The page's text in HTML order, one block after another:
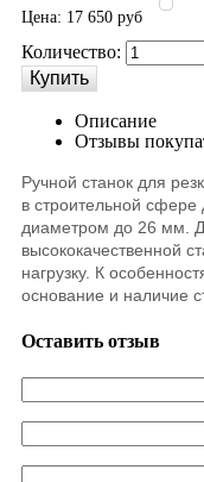
Цена: 17 650 руб
Количество:
Описание
Отзывы
Ручной станок для
в строительной сфере
диаметром до 26 мм.
высококачественной
нагрузку. К
основание и наличие
Оставить отзыв